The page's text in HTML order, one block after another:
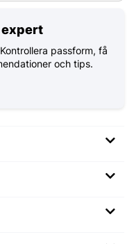
expert
passform, få
och tips.